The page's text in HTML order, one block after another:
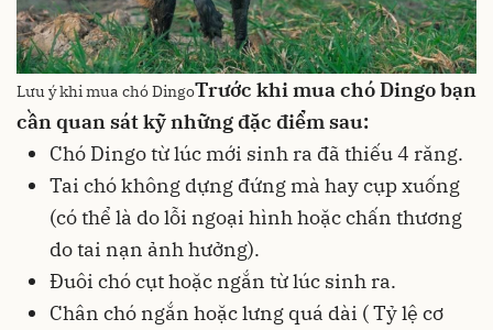
Lưu ý khi mua chó DingoTrước khi mua chó Dingo bạn
cần quan sát kỹ những đặc điểm sau:
Chó Dingo từ lúc mới sinh ra đã thiếu 4 răng.
Tai chó không dựng đứng mà hay cụp xuống
(có thể là do lỗi ngoại hình hoặc chấn thương
do tai nạn ảnh hưởng).
Đuôi chó cụt hoặc ngắn từ lúc sinh ra.
Chân chó ngắn hoặc lưng quá dài ( Tỷ lệ cơ